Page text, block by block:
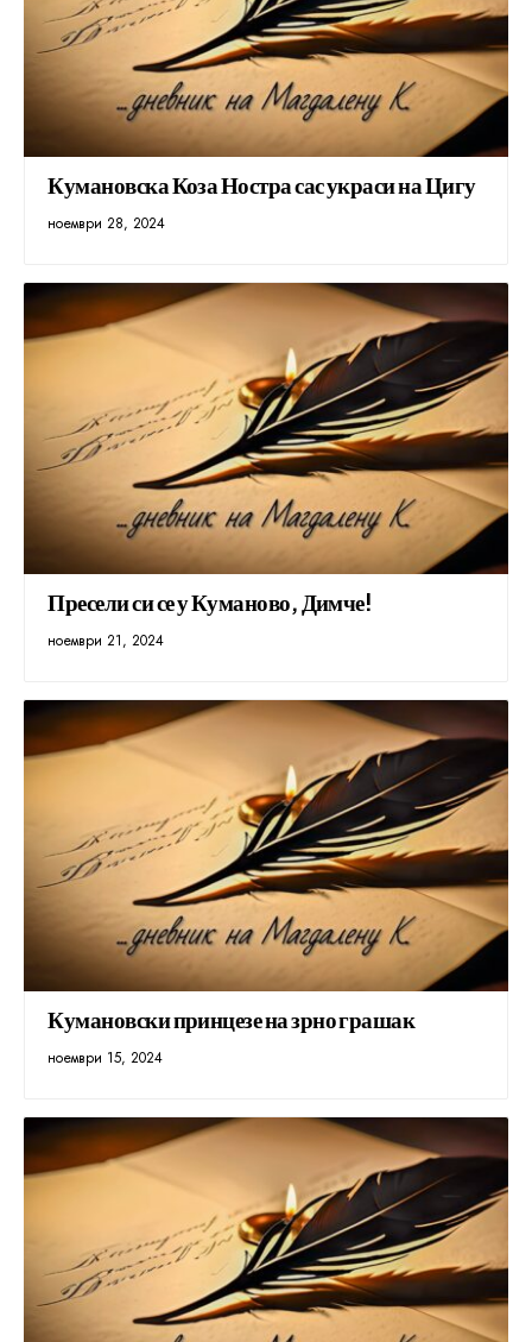
Кумановска Коза Ностра сас украси на Цигу
ноември 28, 2024
Пресели си се у Куманово, Димче!
ноември 21, 2024
Кумановски принцезе на зрно грашак
ноември 15, 2024